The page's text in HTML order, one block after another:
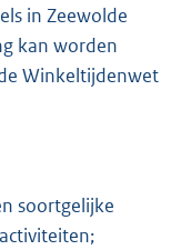
in Zeewolde
kan worden
Winkeltijdenwet
soortgelijke